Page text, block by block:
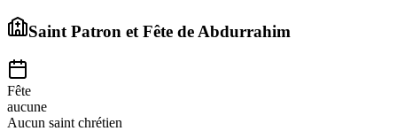
Saint Patron et Fête deAbdurrahim
Fête
aucune
Aucun saint chrétien